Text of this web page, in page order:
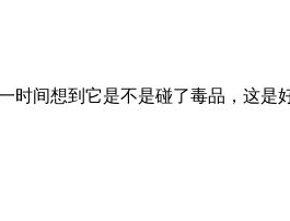
间想到它是不是碰了毒品，这是